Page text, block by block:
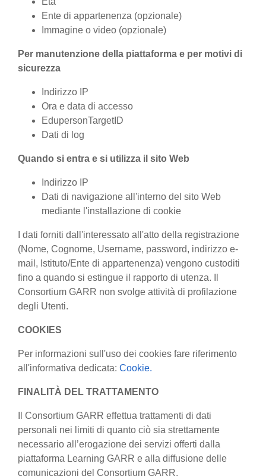
Ente di appartenenza (opzionale)
Immagine o video (opzionale)
Per manutenzione della piattaforma e per motivi di
sicurezza
Indirizzo IP
Ora e data di accesso
EdupersonTargetID
Dati di log
Quando si entra e si utilizza il sito Web
Indirizzo IP
Dati di navigazione all'interno del sito Web
mediante l'installazione di cookie
I dati forniti dall'interessato all'atto della registrazione
(Nome, Cognome, Username, password, indirizzo e-
mail, Istituto/Ente di appartenenza) vengono custoditi
fino a quando si estingue il rapporto di utenza. Il
Consortium GARR non svolge attività di profilazione
degli Utenti.
COOKIES
Per informazioni sull'uso dei cookies fare riferimento
all'informativa dedicata: Cookie.
FINALITÀ DEL TRATTAMENTO
Il Consortium GARR effettua trattamenti di dati
personali nei limiti di quanto ciò sia strettamente
necessario all’erogazione dei servizi offerti dalla
piattaforma Learning GARR e alla diffusione delle
comunicazioni del Consortium GARR.